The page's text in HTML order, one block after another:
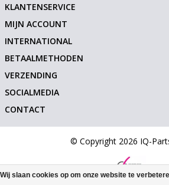
KLANTENSERVICE
MIJN ACCOUNT
INTERNATIONAL
BETAALMETHODEN
VERZENDING
SOCIALMEDIA
CONTACT
© Copyright 2026 IQ-
Wij slaan cookies op om onze website te